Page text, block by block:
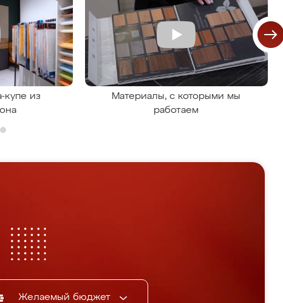
купе из
Материалы, с которыми мы
работаем
Желаемый бюджет